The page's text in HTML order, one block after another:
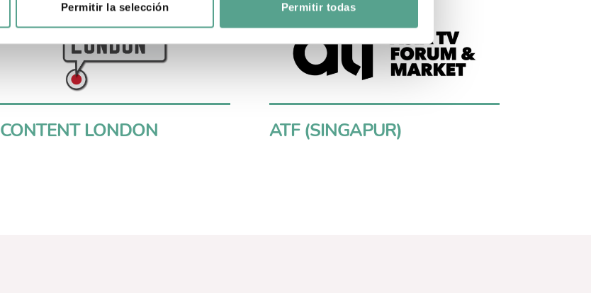
Permitir la selección Permitir todas
CONTENT LONDON ATF (SINGAPUR)